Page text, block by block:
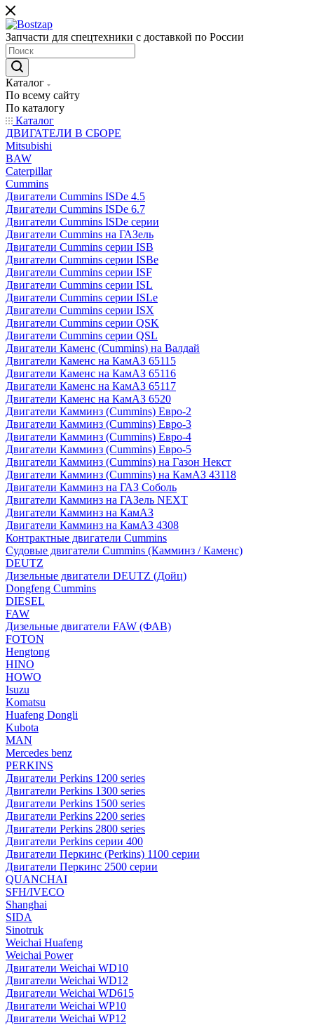
Запчасти для спецтехники с доставкой по России
Каталог
По всему сайту
По каталогу
Каталог
ДВИГАТЕЛИ В СБОРЕ
Mitsubishi
BAW
Caterpillar
Cummins
Двигатели Cummins ISDe 4.5
Двигатели Cummins ISDe 6.7
Двигатели Cummins ISDe серии
Двигатели Cummins на ГАЗель
Двигатели Cummins серии ISB
Двигатели Cummins серии ISBe
Двигатели Cummins серии ISF
Двигатели Cummins серии ISL
Двигатели Cummins серии ISLe
Двигатели Cummins серии ISX
Двигатели Cummins серии QSK
Двигатели Cummins серии QSL
Двигатели Каменс (Cummins) на Валдай
Двигатели Каменс на КамАЗ 65115
Двигатели Каменс на КамАЗ 65116
Двигатели Каменс на КамАЗ 65117
Двигатели Каменс на КамАЗ 6520
Двигатели Камминз (Cummins) Евро-2
Двигатели Камминз (Cummins) Евро-3
Двигатели Камминз (Cummins) Евро-4
Двигатели Камминз (Cummins) Евро-5
Двигатели Камминз (Cummins) на Газон Некст
Двигатели Камминз (Cummins) на КамАЗ 43118
Двигатели Камминз на ГАЗ Соболь
Двигатели Камминз на ГАЗель NEXT
Двигатели Камминз на КамАЗ
Двигатели Камминз на КамАЗ 4308
Контрактные двигатели Cummins
Судовые двигатели Cummins (Камминз / Каменс)
DEUTZ
Дизельные двигатели DEUTZ (Дойц)
Dongfeng Cummins
DIESEL
FAW
Дизельные двигатели FAW (ФАВ)
FOTON
Hengtong
HINO
HOWO
Isuzu
Komatsu
Huafeng Dongli
Kubota
MAN
Mercedes benz
PERKINS
Двигатели Perkins 1200 series
Двигатели Perkins 1300 series
Двигатели Perkins 1500 series
Двигатели Perkins 2200 series
Двигатели Perkins 2800 series
Двигатели Perkins серии 400
Двигатели Перкинс (Perkins) 1100 серии
Двигатели Перкинс 2500 серии
QUANCHAI
SFH/IVECO
Shanghai
SIDA
Sinotruk
Weichai Huafeng
Weichai Power
Двигатели Weichai WD10
Двигатели Weichai WD12
Двигатели Weichai WD615
Двигатели Weichai WP10
Двигатели Weichai WP12